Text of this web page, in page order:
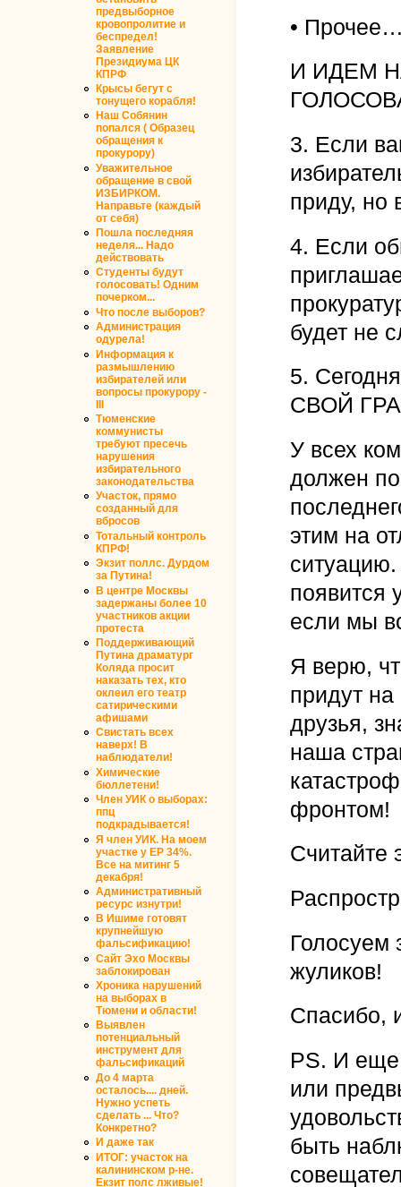
предвыборное
кровопролитие и
беспредел!
Заявление
Президиума ЦК
КПРФ
Крысы бегут с
тонущего корабля!
Наш Собянин
попался ( Образец
обращения к
прокурору)
Уважительное
обращение в свой
ИЗБИРКОМ.
Направьте (каждый
от себя)
Пошла последняя
неделя... Надо
действовать
Студенты будут
голосовать! Одним
почерком...
Что после выборов?
Администрация
одурела!
Информация к
размышлению
избирателей или
вопросы прокурору -
III
Тюменские
коммунисты
требуют пресечь
нарушения
избирательного
законодательства
Участок, прямо
созданный для
вбросов
Тотальный контроль
КПРФ!
Экзит поллс. Дурдом
за Путина!
В центре Москвы
задержаны более 10
участников акции
протеста
Поддерживающий
Путина драматург
Коляда просит
наказать тех, кто
оклеил его театр
сатирическими
афишами
Свистать всех
наверх! В
наблюдатели!
Химические
бюллетени!
Член УИК о выборах:
ппц
подкрадывается!
Я член УИК. На моем
участке у ЕР 34%.
Все на митинг 5
декабря!
Административный
ресурс изнутри!
В Ишиме готовят
крупнейшую
фальсификацию!
Сайт Эхо Москвы
заблокирован
Хроника нарушений
на выборах в
Тюмени и области!
Выявлен
потенциальный
инструмент для
фальсификаций
До 4 марта
осталось.... дней.
Нужно успеть
сделать ... Что?
Конкретно?
И даже так
ИТОГ: участок на
калининском р-не.
Екзит полс лживые!
•
И ИДЕМ
3. Если
приду, но
4. Если
будет не
5.
СВОЙ
У всех
должен
этим на
появится
если мы
Я верю,
придут
друзья,
наша
фронтом!
Считайте
Голосуем
жуликов!
Спасибо,
PS. И
или
быть